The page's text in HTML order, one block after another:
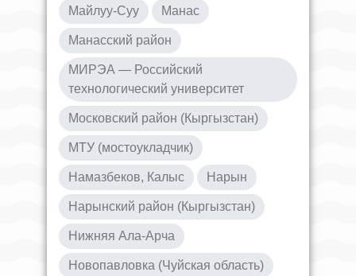
Майлуу-Суу Манас
Манасский район
МИРЭА — Российский
технологический университет
Московский район (Кыргызстан)
МТУ (мостоукладчик)
Намазбеков, Калыс Нарын
Нарынский район (Кыргызстан)
Нижняя Ала-Арча
Новопавловка (Чуйская область)